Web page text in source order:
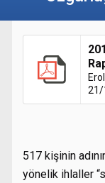
21/
517 kişinin
yönelik ihlaller